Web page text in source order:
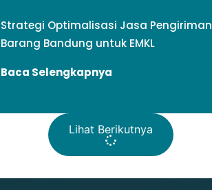
Strategi Optimalisasi Jasa Pengiriman
Barang Bandung untuk EMKL
Baca Selengkapnya
Lihat Berikutnya